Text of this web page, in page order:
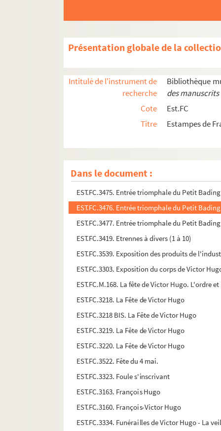
Présentation globale de la
Intitulé de l'instrument de
recherche
Bibliothèque
des
Cote
Est.FC
Titre
Estampes de
Dans le document :
EST.FC.3440. L'Eclipse du 7 janvier
EST.FC.3441. L'Eclipse du 7 janvier
EST.FC.3442. L'Eclipse du 7 janvier
EST.FC.3443. L'Eclipse du 7 janvier
EST.FC.M.150. L'Eclipse du 7 janvier
EST.FC.M.147. En classe !
EST.FC.3361. Encre Victor Hugo
EST.FC.3474. Entrée triomphale du Petit
EST.FC.3475. Entrée triomphale du Petit
EST.FC.3476. Entrée triomphale du Petit
EST.FC.3477. Entrée triomphale du Petit
EST.FC.3419. Etrennes à divers (1 à 10)
EST.FC.3539. Exposition des produits de
EST.FC.3303. Exposition du corps de Victor
EST.FC.M.168. La fête de Victor Hugo. L'ordre
EST.FC.3218. La Fête de Victor Hugo
EST.FC.3218 BIS. La Fête de Victor Hugo
EST.FC.3219. La Fête de Victor Hugo
EST.FC.3220. La Fête de Victor Hugo
EST.FC.3522. Fête du 4 mai.
EST.FC.3323. Foule s'inscrivant
EST.FC.3163. François Hugo
EST.FC.3160. François-Victor Hugo
EST.FC.3334. Funérailles de Victor Hugo - La